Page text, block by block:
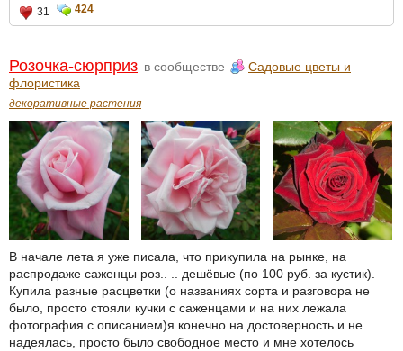
31
424
Розочка-сюрприз в сообществе
Садовые цветы и
флористика
декоративные растения
В начале лета я уже писала, что прикупила на рынке, на
распродаже саженцы роз.. .. дешёвые (по 100 руб. за кустик).
Купила разные расцветки (о названиях сорта и разговора не
было, просто стояли кучки с саженцами и на них лежала
фотография с описанием)я конечно на достоверность и не
надеялась, просто было свободное место и мне хотелось